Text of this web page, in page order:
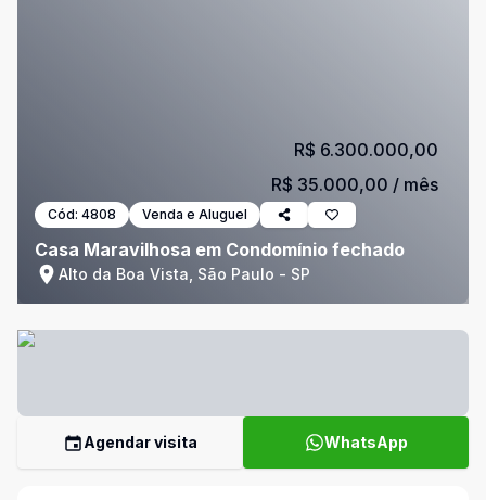
Cód: 4808 Venda e Aluguel
Casa Maravilhosa em Condomínio fechado
Alto da Boa Vista, São Paulo - SP
R$ 6.300.000,00
R$ 35.000,00 / mês
Agendar visita WhatsApp